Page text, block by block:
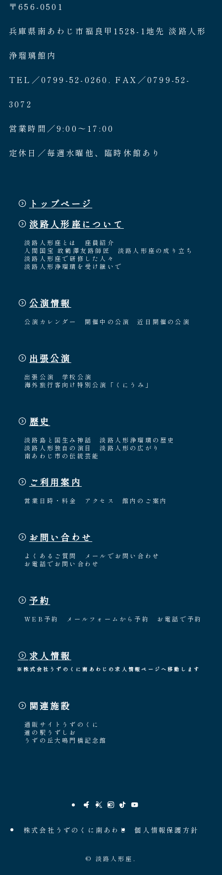
〒656-0501
兵庫県南あわじ市福良甲1528-1地先 淡路人形
浄瑠璃館内
TEL／0799-52-0260. FAX／0799-52-
3072
営業時間／9:00〜17:00
定休日／毎週水曜他、臨時休館あり
トップページ
淡路人形座について
淡路人形座とは
座員紹介
人間国宝 故鶴澤友路師匠
淡路人形座の成り立ち
淡路人形座で研修した人々
淡路人形浄瑠璃を受け継いで
公演情報
公演カレンダー 開催中の公演 近日開催の公演
出張公演
出張公演
学校公演
海外旅行客向け特別公演「くにうみ」
歴史
淡路島と国生み神話
淡路人形浄瑠璃の歴史
淡路人形独自の演目
淡路人形の広がり
南あわじ市の伝統芸能
ご利用案内
営業日時・料金 アクセス 館内のご案内
お問い合わせ
よくあるご質問
メールでお問い合わせ
お電話でお問い合わせ
予約
WEB予約 メールフォームから予約 お電話で予約
求人情報
※株式会社うずのくに南あわじの求人情報ページへ移動します
関連施設
通販サイトうずのくに
道の駅うずしお
うずの丘大鳴門橋記念館
株式会社うずのくに南あわじ 個人情報保護方針
© 淡路人形座.